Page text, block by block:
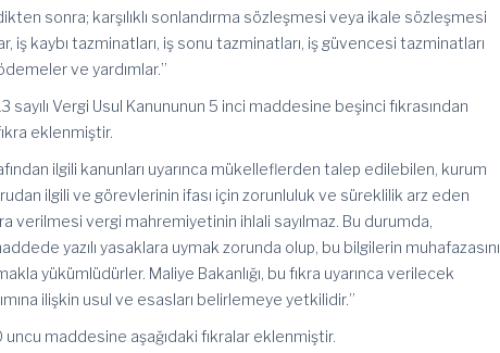
sonra; karşılıklı sonlandırma sözleşmesi veya ikale sözleşmesi
iş kaybı tazminatları, iş sonu tazminatları, iş güvencesi tazminatları
ve yardımlar.”
sayılı Vergi Usul Kanununun 5 inci maddesine beşinci fıkrasından
eklenmiştir.
ilgili kanunları uyarınca mükelleflerden talep edilebilen, kurum
ilgili ve görevlerinin ifası için zorunluluk ve süreklilik arz eden
verilmesi vergi mahremiyetinin ihlali sayılmaz. Bu durumda,
yazılı yasaklara uymak zorunda olup, bu bilgilerin muhafazasını
yükümlüdürler. Maliye Bakanlığı, bu fıkra uyarınca verilecek
ilişkin usul ve esasları belirlemeye yetkilidir.”
uncu maddesine aşağıdaki fıkralar eklenmiştir.